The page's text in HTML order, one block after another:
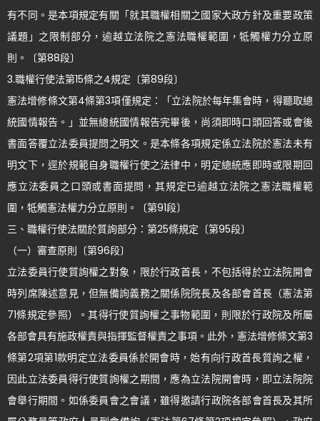
有不同。是本項規定有關「就其職權相關之國家大政方針及重要政策
議題」之限制部分，逾越立法院之憲法職權範圍，牴觸權力分立原
則。〔第88段〕
3.職權行使法第15條之4規定〔第89段〕
憲法增修條文第4條第3項僅規定：「立法院於每年集會時，得聽取總
統國情報告。」並無總統國情報告完畢後，尚須即時口頭回答或會後
書面答覆立法委員提問之明文。是本條各項規定係立法院於憲法未有
明文下，逕於規範自身職權行使之法律中，明定總統應即時或限期回
應立法委員之口頭或書面提問，其規定已逾越立法院之憲法職權範
圍，牴觸憲法權力分立原則。〔第91段〕
三、職權行使法關於質詢部分：第25條規定〔第95段〕
（一）審查原則〔第96段〕
立法委員行使質詢權之對象，限於行政首長，不包括得於立法院開會
時列席陳述意見，但無備詢義務之關係院院長及各部會首長（憲法第
71條規定參照）。其得行使質詢權之事物範圍，則限於行政院及所屬
各部會具有施政權責與指揮監督權責之事項。此外，憲法增修條文第3
條第2項第1款明定立法委員係於開會時，始有向行政首長質詢之權，
因此立法委員得行使質詢權之期間，應為立法院開會時，即立法院院
會舉行期間。如係委員會之會議，雖得邀請行政院各部會首長及其所